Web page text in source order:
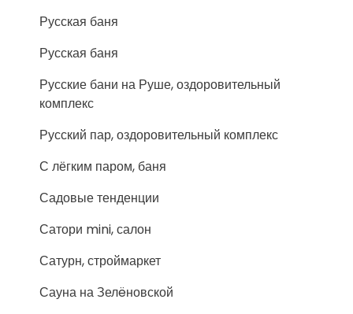
Русская баня
Русская баня
Русские бани на Руше, оздоровительный
комплекс
Русский пар, оздоровительный комплекс
С лёгким паром, баня
Садовые тенденции
Сатори mini, салон
Сатурн, строймаркет
Сауна на Зелëновской